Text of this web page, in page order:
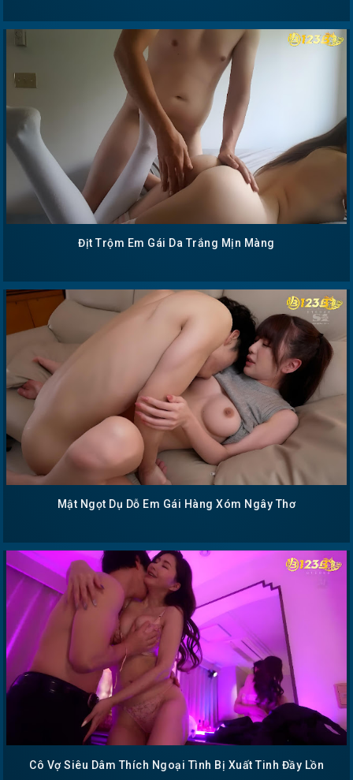
Địt Trộm Em Gái Da Trắng Mịn Màng
Mật Ngọt Dụ Dỗ Em Gái Hàng Xóm Ngây Thơ
Cô Vợ Siêu Dâm Thích Ngoại Tình Bị Xuất Tinh Đầy Lồn